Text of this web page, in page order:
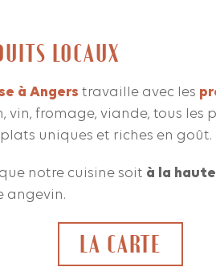
LOCAUX
à Angers travaille avec les
vin, fromage, viande, tous
uniques et riches en goût.
notre cuisine soit à la
angevin.
LA CARTE